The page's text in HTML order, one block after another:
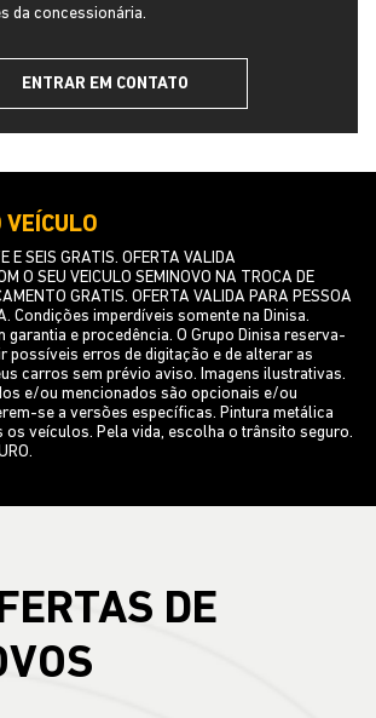
da concessionária.
ENTRAR EM CONTATO
E SEIS GRATIS. OFERTA VALIDA
O SEU VEICULO SEMINOVO NA TROCA DE
GRATIS. OFERTA VALIDA PARA PESSOA
Condições imperdíveis somente na Dinisa.
e procedência. O Grupo Dinisa reserva-
possíveis erros de digitação e de alterar as
carros sem prévio aviso. Imagens ilustrativas.
e/ou mencionados são opcionais e/ou
se a versões específicas. Pintura metálica
os veículos. Pela vida, escolha o trânsito seguro.
DE